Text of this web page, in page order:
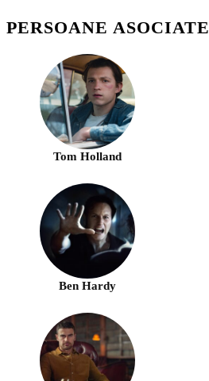
PERSOANE ASOCIATE
Tom Holland
Ben Hardy